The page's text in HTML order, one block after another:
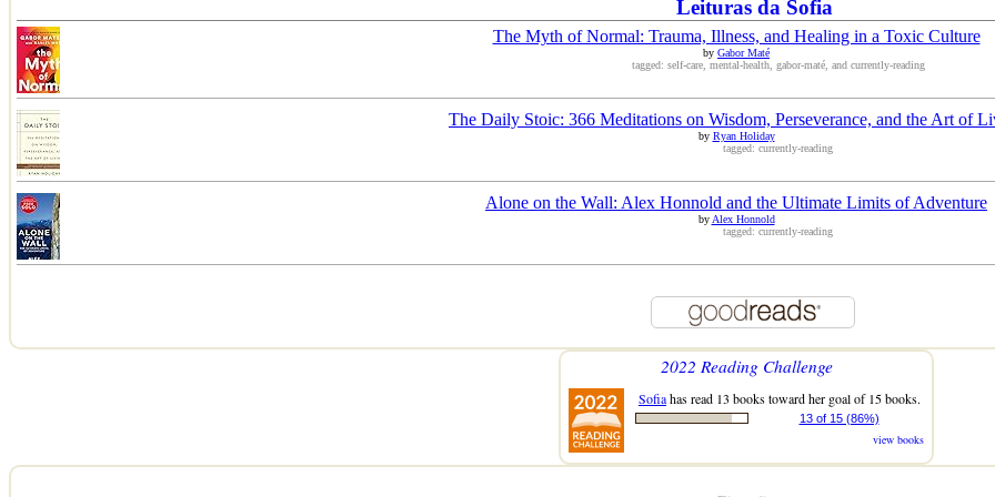
Leituras da Sofia
The Myth of Normal: Trauma, Illness, and Healing in a Toxic Culture
by Gabor Maté
tagged: self-care, mental-health, gabor-maté, and currently-reading
The Daily Stoic: 366 Meditations on Wisdom, Perseverance, and the Art of
by Ryan Holiday
tagged: currently-reading
Alone on the Wall: Alex Honnold and the Ultimate Limits of Adventure
by Alex Honnold
tagged: currently-reading
2022 Reading Challenge
Sofiahas read 13 books toward her goal of 15 books.
13 of 15 (86%)
view books